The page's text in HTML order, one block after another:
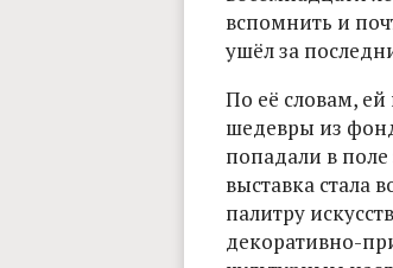
вспомнить и
ушёл за
По её словам,
шедевры из
попадали в
выставка стала
палитру
декоративно-